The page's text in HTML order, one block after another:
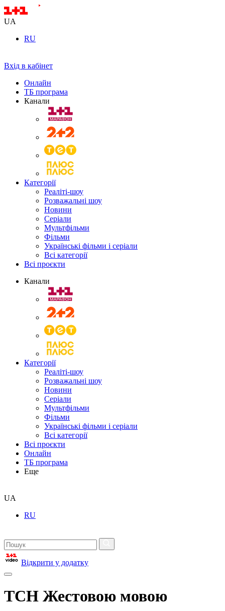
UA
RU
Вхід в кабінет
Онлайн
ТБ програма
Канали
Категорії
Реаліті-шоу
Розважальні шоу
Новини
Серіали
Мультфільми
Фільми
Українські фільми і серіали
Всі категорії
Всі проєкти
Канали
Категорії
Реаліті-шоу
Розважальні шоу
Новини
Серіали
Мультфільми
Фільми
Українські фільми і серіали
Всі категорії
Всі проєкти
Онлайн
ТБ програма
Еще
UA
RU
Відкрити у додатку
ТСН Жестовою мовою